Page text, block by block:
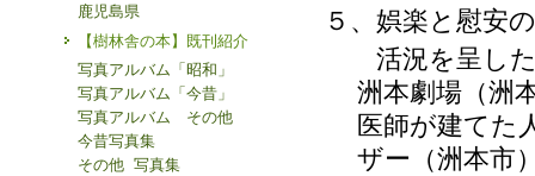
鹿児島県
【樹林舎の本】既刊紹介
写真アルバム「昭和」
写真アルバム「今昔」
写真アルバム その他
今昔写真集
その他 写真集
５、娯楽と慰安
活況を呈した
洲本劇場（洲
医師が建てた
ザー（洲本市